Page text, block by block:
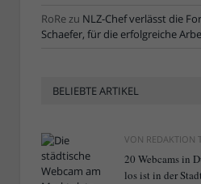
RoRezu NLZ-Chef verlässt die
Schaefer, für die erfolgreiche
BELIEBTE ARTIKEL
VON REDAKTION
20 Webcams in
los ist in der Stadt